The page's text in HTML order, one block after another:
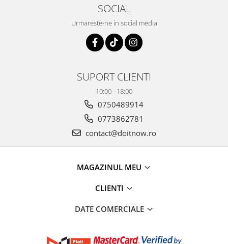
SOCIAL
Urmareste-ne in social media
SUPORT CLIENTI
10:00 - 18:00
0750489914
0773862781
contact@doitnow.ro
MAGAZINUL MEU
CLIENTI
DATE COMERCIALE